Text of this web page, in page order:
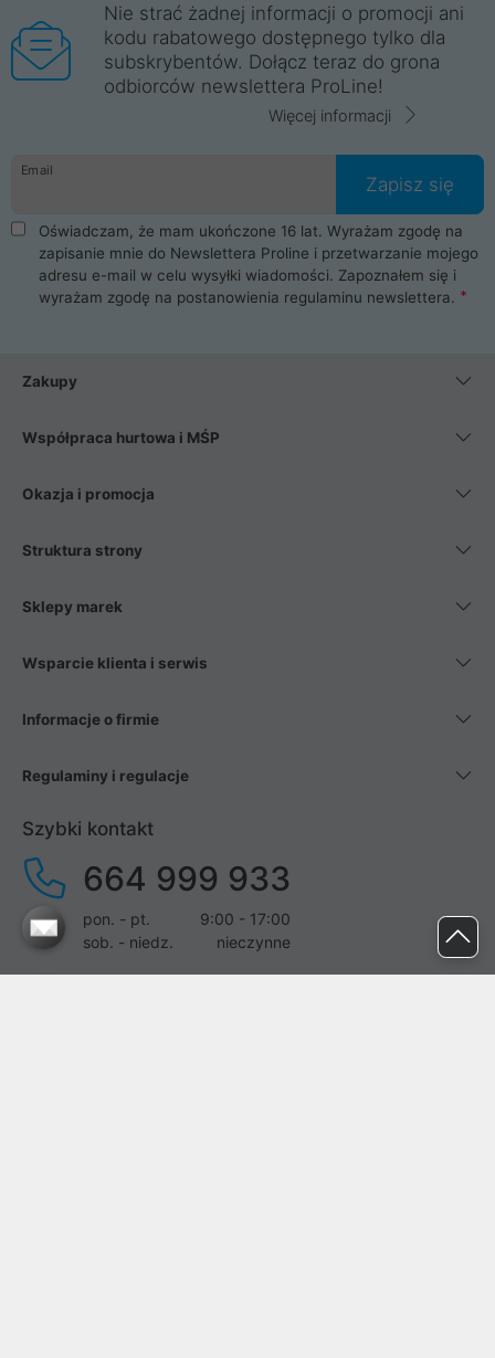
Nie strać żadnej informacji o promocji ani
kodu rabatowego dostępnego tylko dla
subskrybentów. Dołącz teraz do grona
odbiorców newslettera ProLine!
Więcej informacji
Email
Zapisz się
Oświadczam, że mam ukończone 16 lat. Wyrażam zgodę na
zapisanie mnie do Newslettera Proline i przetwarzanie mojego
adresu e-mail w celu wysyłki wiadomości. Zapoznałem się i
wyrażam zgodę na postanowienia regulaminu newslettera.
Zakupy
Współpraca hurtowa i MŚP
Okazja i promocja
Struktura strony
Sklepy marek
Wsparcie klienta i serwis
Informacje o firmie
Regulaminy i regulacje
Szybki kontakt
664 999 933
pon. - pt.
9:00 - 17:00
sob. - niedz.
nieczynne